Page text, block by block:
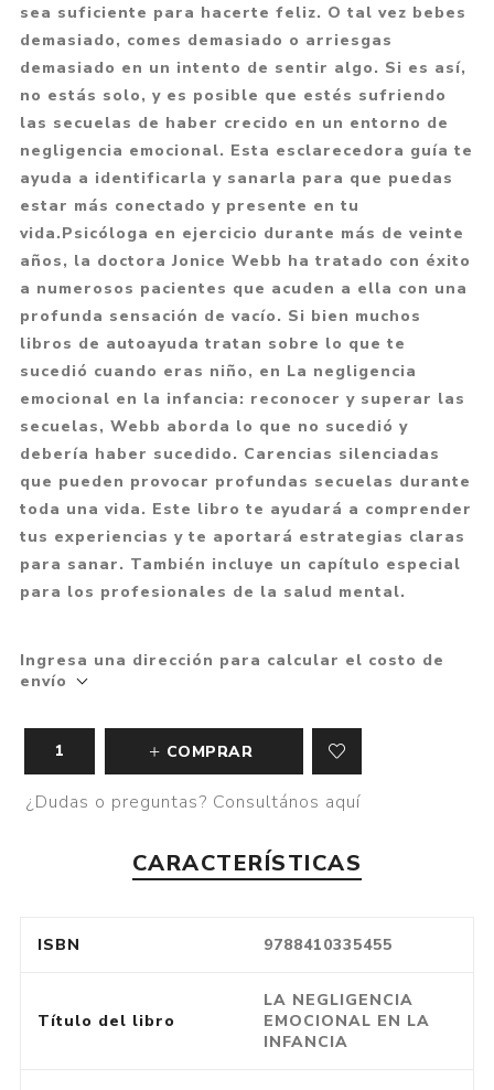
sea suficiente para hacerte feliz. O tal vez bebes
demasiado, comes demasiado o arriesgas
demasiado en un intento de sentir algo. Si es así,
no estás solo, y es posible que estés sufriendo
las secuelas de haber crecido en un entorno de
negligencia emocional. Esta esclarecedora guía te
ayuda a identificarla y sanarla para que puedas
estar más conectado y presente en tu
vida.Psicóloga en ejercicio durante más de veinte
años, la doctora Jonice Webb ha tratado con éxito
a numerosos pacientes que acuden a ella con una
profunda sensación de vacío. Si bien muchos
libros de autoayuda tratan sobre lo que te
sucedió cuando eras niño, en La negligencia
emocional en la infancia: reconocer y superar las
secuelas, Webb aborda lo que no sucedió y
debería haber sucedido. Carencias silenciadas
que pueden provocar profundas secuelas durante
toda una vida. Este libro te ayudará a comprender
tus experiencias y te aportará estrategias claras
para sanar. También incluye un capítulo especial
para los profesionales de la salud mental.
Ingresa una dirección para calcular el costo de
envío
COMPRAR
¿Dudas o preguntas? Consultános aquí
CARACTERÍSTICAS
ISBN 9788410335455
Título del libro
LA NEGLIGENCIA
EMOCIONAL EN LA
INFANCIA